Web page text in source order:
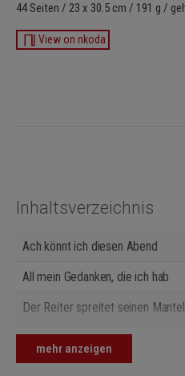
44 Seiten / 23 x 30.5 cm / 191 g /
View on nkoda
Inhaltsverzeichnis
Ach könnt ich diesen Abend
All mein Gedanken, die ich hab
Der Reiter spreitet seinen
Des Abends kann ich nicht
Dort in den Weiden steht ein Haus
mehr anzeigen